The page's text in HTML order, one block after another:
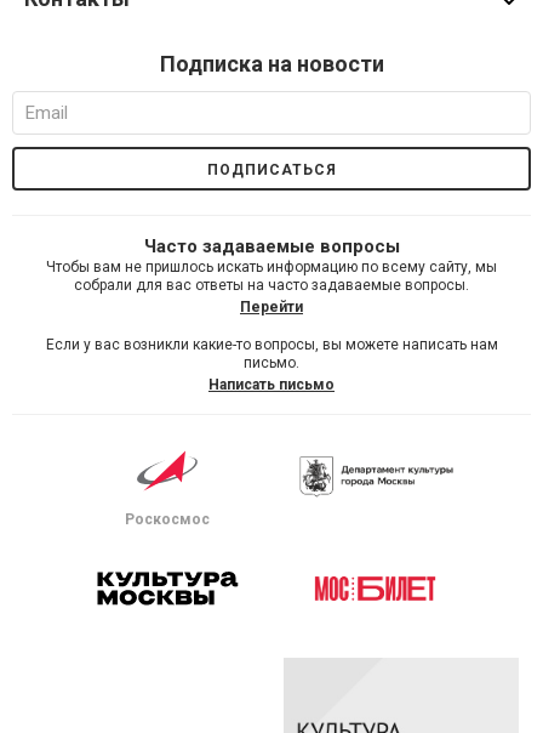
Подписка на новости
Часто задаваемые вопросы
Чтобы вам не пришлось искать информацию по всему сайту, мы
собрали для вас ответы на часто задаваемые вопросы.
Перейти
Если у вас возникли какие-то вопросы, вы можете написать нам
письмо.
Написать письмо
Роскосмос